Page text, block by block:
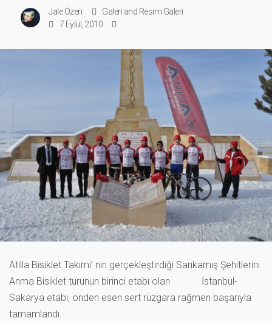
Jale Özen Galeri and Resim Galeri
7 Eylül, 2010
Atilla Bisiklet Takımı’ nın gerçekleştirdiği Sarıkamış Şehitlerini
Anma Bisiklet turunun birinci etabı olan İstanbul-
Sakarya etabı, önden esen sert rüzgara rağmen başarıyla
tamamlandı.